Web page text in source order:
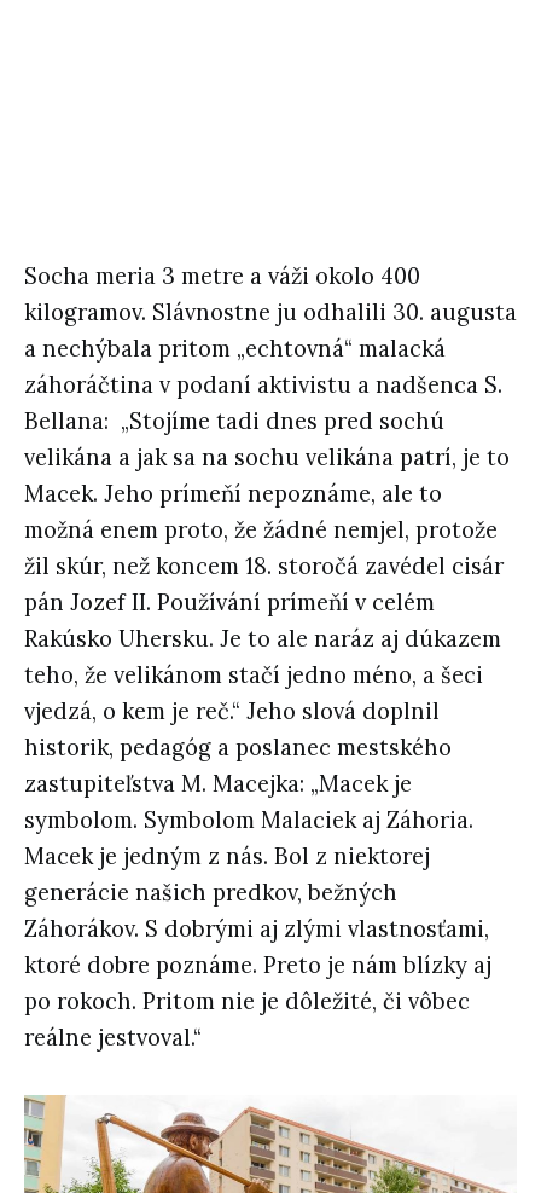
Socha meria 3 metre a váži okolo 400
kilogramov. Slávnostne ju odhalili 30. augusta
a nechýbala pritom „echtovná“ malacká
záhoráčtina v podaní aktivistu a nadšenca S.
Bellana: „Stojíme tadi dnes pred sochú
velikána a jak sa na sochu velikána patrí, je to
Macek. Jeho prímeňí nepoznáme, ale to
možná enem proto, že žádné nemjel, protože
žil skúr, než koncem 18. storočá zavédel cisár
pán Jozef II. Používání prímeňí v celém
Rakúsko Uhersku. Je to ale naráz aj dúkazem
teho, že velikánom stačí jedno méno, a šeci
vjedzá, o kem je reč.“ Jeho slová doplnil
historik, pedagóg a poslanec mestského
zastupiteľstva M. Macejka: „Macek je
symbolom. Symbolom Malaciek aj Záhoria.
Macek je jedným z nás. Bol z niektorej
generácie našich predkov, bežných
Záhorákov. S dobrými aj zlými vlastnosťami,
ktoré dobre poznáme. Preto je nám blízky aj
po rokoch. Pritom nie je dôležité, či vôbec
reálne jestvoval.“